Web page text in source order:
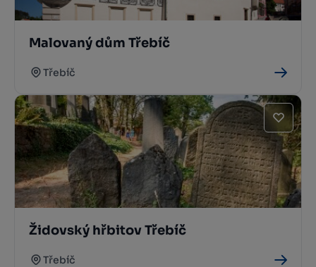
Malovaný dům Třebíč
Třebíč
Židovský hřbitov Třebíč
Třebíč